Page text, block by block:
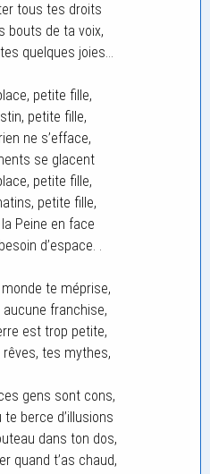
tous tes droits
bouts de ta voix,
quelques joies…
petite fille,
petite fille,
ne s’efface,
se glacent
petite fille,
petite fille,
Peine en face
d’espace. .
te méprise,
aucune franchise,
est trop petite,
tes mythes,
gens sont cons,
berce d’illusions
dans ton dos,
quand t’as chaud,